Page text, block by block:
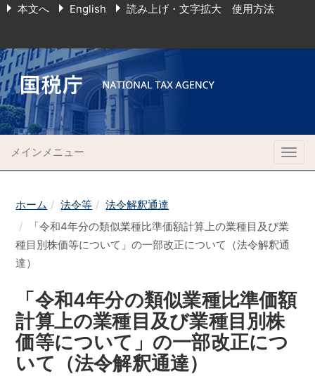
本文へ English 読み上げ・文字拡大 使用方法
メインメニュー
ホーム 法令等
法令解釈通達
「令和4年分の類似業種比準価額計算上の業種目及び業
種目別株価等について」の一部改正について（法令解釈通
達）
「令和4年分の類似業種比準価額
計算上の業種目及び業種目別株
価等について」の一部改正につ
いて（法令解釈通達）